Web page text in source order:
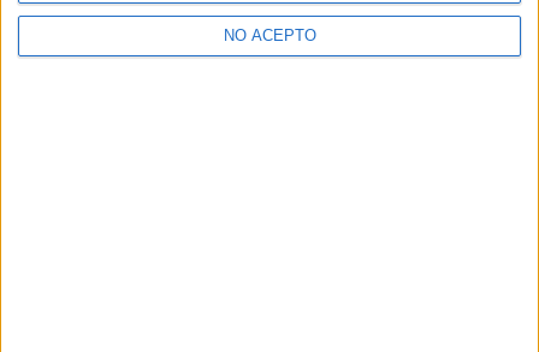
NO ACEPTO